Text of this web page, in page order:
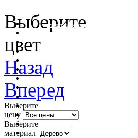
очистить фильтр цвета
Выберите
цвет
Назад
Вперед
Выберите
цену
Выберите
материал